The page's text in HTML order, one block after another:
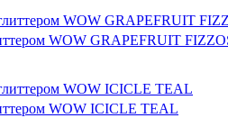
WOW GRAPEFRUIT
WOW ICICLE TEAL